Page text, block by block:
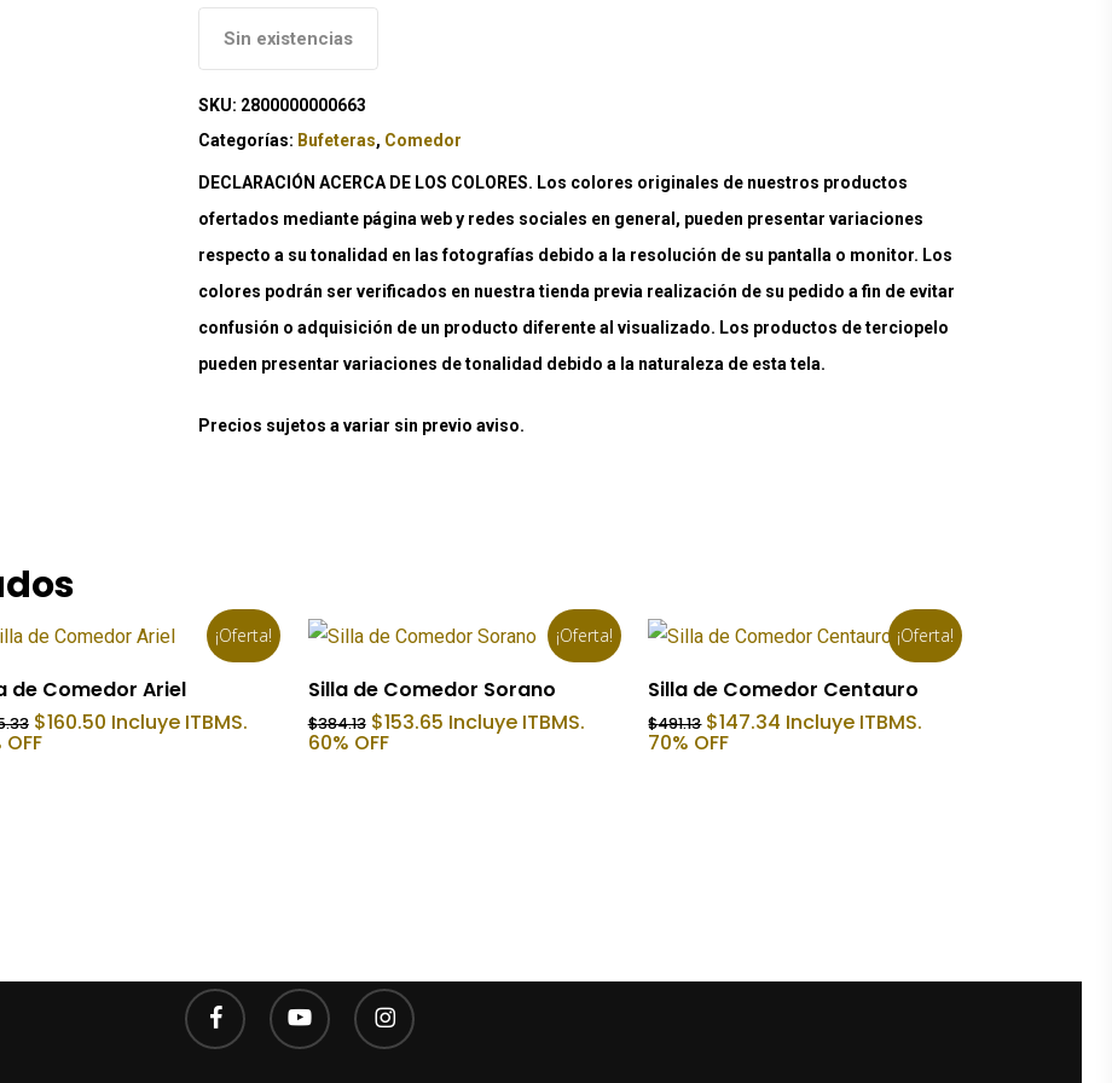
Sin existencias
SKU: 2800000000663
Categorías: Bufeteras, Comedor
DECLARACIÓN ACERCA DE LOS COLORES. Los colores originales de nuestros productos
ofertados mediante página web y redes sociales en general, pueden presentar variaciones
respecto a su tonalidad en las fotografías debido a la resolución de su pantalla o monitor. Los
colores podrán ser verificados en nuestra tienda previa realización de su pedido a fin de evitar
confusión o adquisición de un producto diferente al visualizado. Los productos de terciopelo
pueden presentar variaciones de tonalidad debido a la naturaleza de esta tela.
Precios sujetos a variar sin previo aviso.
¡Oferta!
Añadir Al Carrito
de Comedor Ariel
El
precio
$160.50El
precio
Incluye ITBMS.
OFF
¡Oferta!
Añadir Al Carrito
Silla de Comedor Sorano
$384.13 El
precio
$153.65El
precio
Incluye ITBMS.
60% OFF
¡Oferta!
Añadir Al Carrito
Silla de Comedor Centauro
$491.13 El
precio
$147.34 El
precio
Incluye ITBMS.
70% OFF
facebook youtube instagram